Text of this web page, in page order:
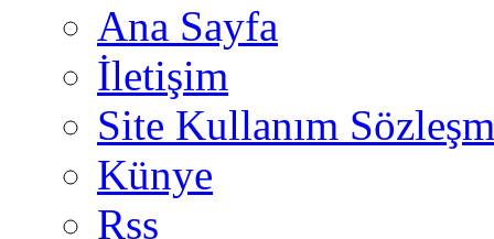
Ana Sayfa
İletişim
Site Kullanım
Künye
Rss